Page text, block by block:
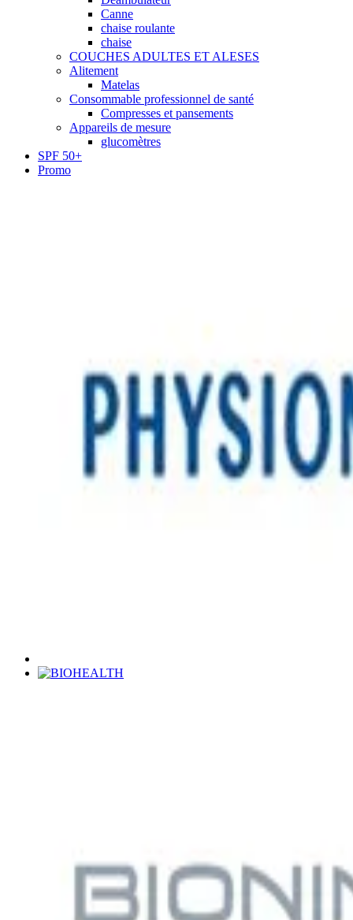
Canne
chaise roulante
chaise
COUCHES ADULTES ET ALESES
Alitement
Matelas
Consommable professionnel de santé
Compresses et pansements
Appareils de mesure
glucomètres
SPF 50+
Promo